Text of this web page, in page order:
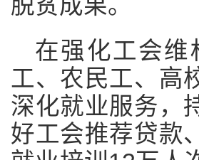
在强化工会维
工、农民工、高
深化就业服务，
好工会推荐贷款